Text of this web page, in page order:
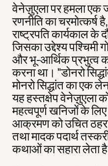
वेनेज़ुएला पर हमला एक
रणनीति का
राष्ट्रपति कार्यकाल के
जिसका उद्देश्य पश्चिमी
और भू-आर्थिक प्रभुत्व
करना था। "डोनरो
मोनरो सिद्धांत का एक
यह हस्तक्षेप वेनेज़ुएला
महत्वपूर्ण खनिजों के
आक्रमण को उचित
तथा मादक पदार्थ
कथाओं का सहारा लेता